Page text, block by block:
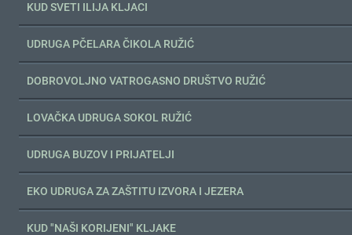
KUD SVETI ILIJA KLJACI
UDRUGA PČELARA ČIKOLA RUŽIĆ
DOBROVOLJNO VATROGASNO DRUŠTVO RUŽIĆ
LOVAČKA UDRUGA SOKOL RUŽIĆ
UDRUGA BUZOV I PRIJATELJI
EKO UDRUGA ZA ZAŠTITU IZVORA I JEZERA
KUD "NAŠI KORIJENI" KLJAKE